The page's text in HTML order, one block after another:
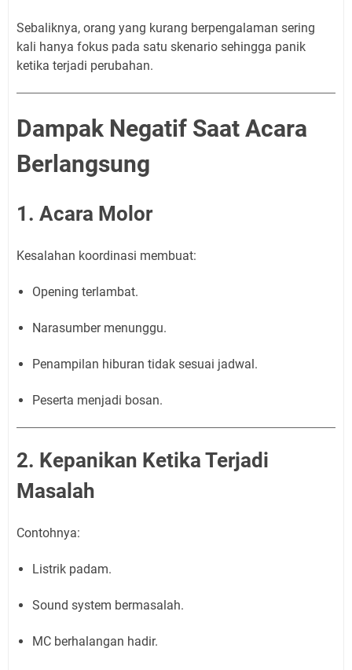
Sebaliknya, orang yang kurang berpengalaman sering
kali hanya fokus pada satu skenario sehingga panik
ketika terjadi perubahan.
Dampak Negatif Saat Acara
Berlangsung
1. Acara Molor
Kesalahan koordinasi membuat:
Opening terlambat.
Narasumber menunggu.
Penampilan hiburan tidak sesuai jadwal.
Peserta menjadi bosan.
2. Kepanikan Ketika Terjadi
Masalah
Contohnya:
Listrik padam.
Sound system bermasalah.
MC berhalangan hadir.